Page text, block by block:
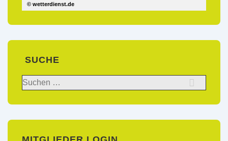
© wetterdienst.de
SUCHE
Suchen
nach: